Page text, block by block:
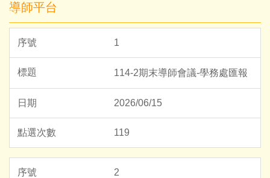
導師平台
1
114-2期末導師會議-學務處匯報
2026/06/15
119
2